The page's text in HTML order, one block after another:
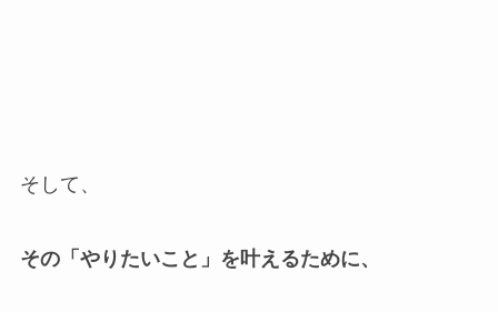
そして、
その「やりたいこと」を叶えるために、